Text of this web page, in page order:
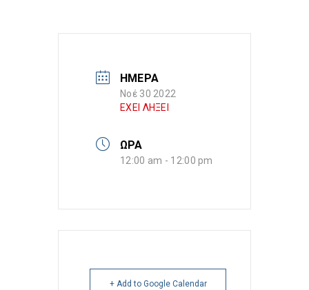
ΗΜΕΡΑ
Νοέ 30 2022
ΕΧΕΙ ΛΗΞΕΙ
ΩΡΑ
12:00 am - 12:00 pm
+ Add to Google Calendar